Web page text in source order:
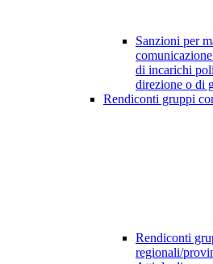
Sanzioni per
di incarichi
direzione o di
Rendiconti gruppi
Rendiconti
regionali/